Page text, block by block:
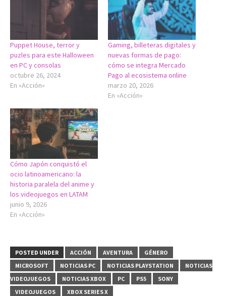
Puppet House, terror y
puzles para este Halloween
en PC y consolas
octubre 26, 2024
En «Acción»
Gaming, billeteras digitales y
nuevas formas de pago:
cómo se integra Mercado
Pago al ecosistema online
marzo 20, 2026
En «Acción»
Cómo Japón conquistó el
ocio latinoamericano: la
historia paralela del anime y
los videojuegos en LATAM
junio 9, 2026
En «Acción»
POSTED UNDER ACCIÓN AVENTURA
GÉNERO
MICROSOFT
NOTICIAS PC NOTICIAS PLAYSTATION
NOTICIAS
VIDEOJUEGOS
NOTICIAS XBOX PC PS5
SONY
VIDEOJUEGOS
XBOX SERIES X